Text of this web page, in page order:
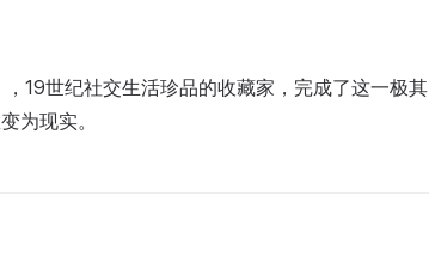
19世纪社交生活珍品的收藏家，完成了这一极其
为现实。